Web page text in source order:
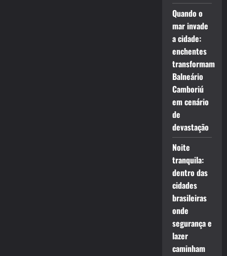
Quando o
mar invade
a cidade:
enchentes
transformam
Balneário
Camboriú
em cenário
de
devastação
Noite
tranquila:
dentro das
cidades
brasileiras
onde
segurança e
lazer
caminham